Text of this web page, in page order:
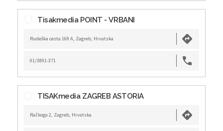
Tisakmedia POINT - VRBANI
Rudeška cesta 169 A, Zagreb, Hrvatska
01/3891-371
TISAKmedia ZAGREB ASTORIA
Račkoga 2, Zagreb, Hrvatska